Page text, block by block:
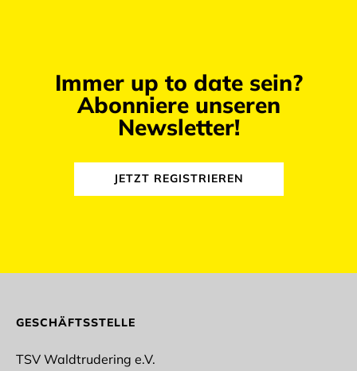
Immer up to date sein?
Abonniere unseren
Newsletter!
JETZT REGISTRIEREN
GESCHÄFTSSTELLE
TSV Waldtrudering e.V.